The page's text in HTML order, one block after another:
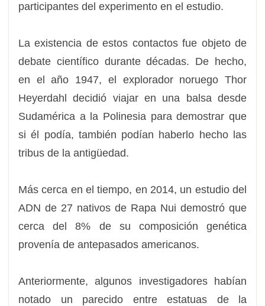
participantes del experimento en el estudio.
La existencia de estos contactos fue objeto de
debate científico durante décadas. De hecho,
en el año 1947, el explorador noruego Thor
Heyerdahl decidió viajar en una balsa desde
Sudamérica a la Polinesia para demostrar que
si él podía, también podían haberlo hecho las
tribus de la antigüedad.
Más cerca en el tiempo, en 2014, un estudio del
ADN de 27 nativos de Rapa Nui demostró que
cerca del 8% de su composición genética
provenía de antepasados americanos.
Anteriormente, algunos investigadores habían
notado un parecido entre estatuas de la